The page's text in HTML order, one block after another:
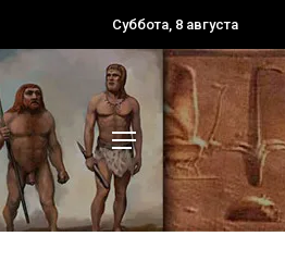
Суббота, 8 августа